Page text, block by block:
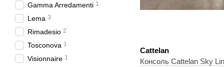
Cattelan
Консоль Cattelan Sky
Gamma Arredamenti 1
Lema 3
Rimadesio 2
Tosconova 1
Visionnaire 1